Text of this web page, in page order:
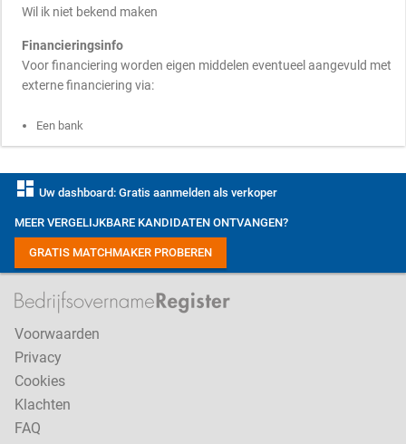
Wil ik niet bekend maken
Financieringsinfo
Voor financiering worden eigen middelen eventueel aangevuld met
externe financiering via:
Een bank
dashboard Uw dashboard: Gratis aanmelden als verkoper
MEER VERGELIJKBARE KANDIDATEN ONTVANGEN?
GRATIS MATCHMAKER PROBEREN
Voorwaarden
Privacy
Cookies
Klachten
FAQ